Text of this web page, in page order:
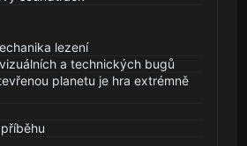
lezení
a technických bugů
planetu je hra extrémně